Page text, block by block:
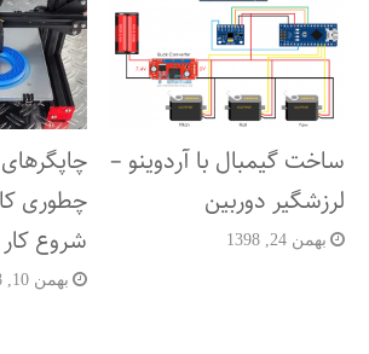
ساخت گیمبال با آردوینو –
لرزشگیر دوربین
بهمن 24, 1398
چطوری
شروع کار با
بهمن 10, 1398